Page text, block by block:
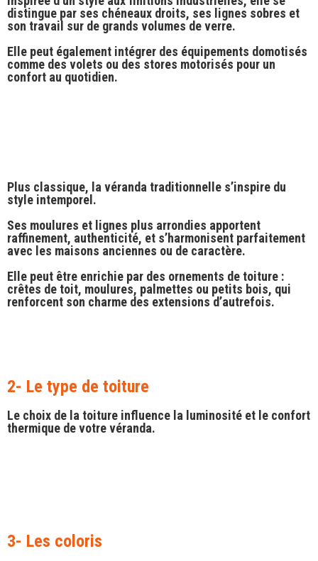
distingue par ses chéneaux droits, ses lignes sobres et
son travail sur de grands volumes de verre.
Elle peut également intégrer des équipements domotisés
comme des volets ou des stores motorisés pour un
confort au quotidien.
Plus classique, la véranda traditionnelle s’inspire du
style intemporel.
Ses moulures et lignes plus arrondies apportent
raffinement, authenticité, et s’harmonisent parfaitement
avec les maisons anciennes ou de caractère.
Elle peut être enrichie par des ornements de toiture :
crêtes de toit, moulures, palmettes ou petits bois, qui
renforcent son charme des extensions d’autrefois.
2- Le type de toiture
Le choix de la toiture influence la luminosité et le confort
thermique de votre véranda.
3- Les coloris